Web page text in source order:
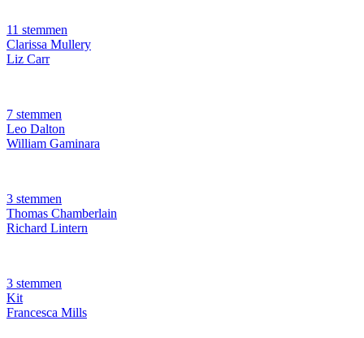
11 stemmen
Clarissa Mullery
Liz Carr
7 stemmen
Leo Dalton
William Gaminara
3 stemmen
Thomas Chamberlain
Richard Lintern
3 stemmen
Kit
Francesca Mills